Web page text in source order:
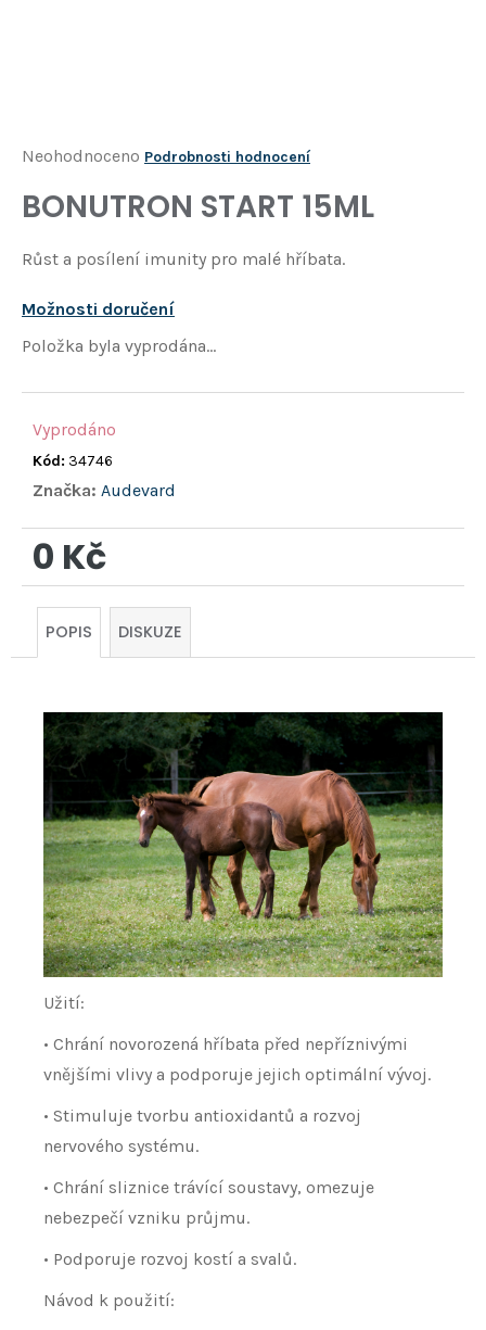
Průměrné
produktu
z
5
Neohodnoceno Podrobnosti hodnocení
BONUTRON START 15ML
Růst a posílení imunity pro malé hříbata.
Možnosti doručení
Položka byla vyprodána…
Vyprodáno
Kód: 34746
Značka: Audevard
0 Kč
Měrná
POPIS DISKUZE
Užití:
• Chrání novorozená hříbata před nepříznivými
vnějšími vlivy a podporuje jejich optimální vývoj.
• Stimuluje tvorbu antioxidantů a rozvoj
nervového systému.
• Chrání sliznice trávící soustavy, omezuje
nebezpečí vzniku průjmu.
• Podporuje rozvoj kostí a svalů.
Návod k použití:
D
o
p
o
r
u
č
j
e
m
e